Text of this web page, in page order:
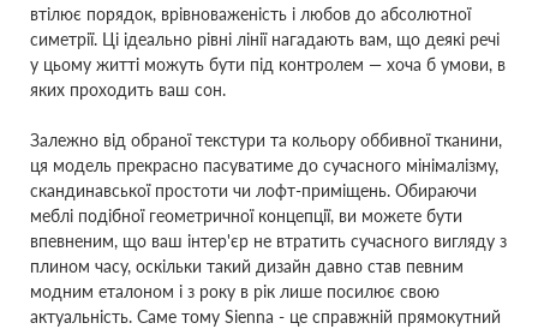
втілює порядок, врівноваженість і любов до абсолютної
симетрії. Ці ідеально рівні лінії нагадають вам, що деякі речі
у цьому житті можуть бути під контролем — хоча б умови, в
яких проходить ваш сон.
Залежно від обраної текстури та кольору оббивної тканини,
ця модель прекрасно пасуватиме до сучасного мінімалізму,
скандинавської простоти чи лофт-приміщень. Обираючи
меблі подібної геометричної концепції, ви можете бути
впевненим, що ваш інтер'єр не втратить сучасного вигляду з
плином часу, оскільки такий дизайн давно став певним
модним еталоном і з року в рік лише посилює свою
актуальність. Саме тому Sienna - це справжній прямокутний